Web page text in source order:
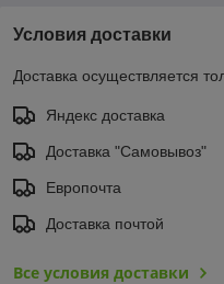
Условия доставки
Доставка осуществляется
Яндекс доставка
Доставка "Самовывоз"
Европочта
Доставка почтой
Все условия доставки